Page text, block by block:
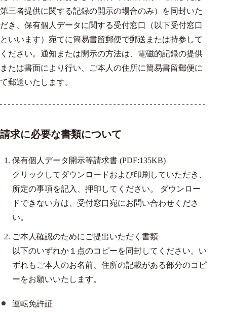
第三者提供に関する記録の開示の場合のみ）を同封いた
だき、保有個人データに関する受付窓口（以下受付窓口
といいます）宛てに簡易書留郵便で郵送または持参して
ください。通知または開示の方法は、電磁的記録の提供
または書面により行い、ご本人の住所に簡易書留郵便に
て郵送いたします。
請求に必要な書類について
保有個人データ開示等請求書 (PDF:135KB)
クリックしてダウンロードおよび印刷していただき、
所定の事項を記入、押印してください。 ダウンロー
ドできない方は、受付窓口宛にお問い合わせくださ
い。
ご本人確認のためにご提出いただく書類
以下のいずれか１点のコピーを同封してください。い
ずれもご本人のお名前、住所の記載がある部分のコピ
ーをお願いいたします。
運転免許証